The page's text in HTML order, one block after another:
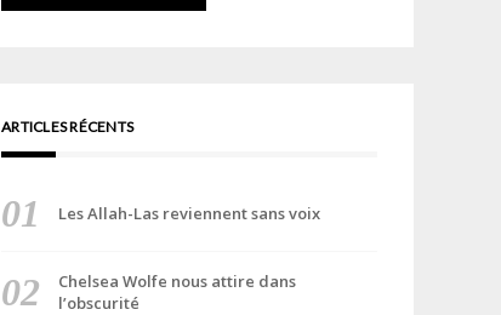
ARTICLES RÉCENTS
Les Allah-Las reviennent sans voix
Chelsea Wolfe nous attire dans
l’obscurité